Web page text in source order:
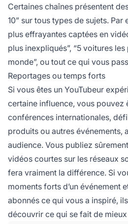
Certaines chaînes présentent
10” sur tous types de sujets. Par
plus effrayantes captées en
plus inexpliqués”, “5 voitures
monde”, ou tout ce qui vous
Reportages ou temps forts
Si vous êtes un YouTubeur
certaine influence, vous pouvez
conférences internationales,
produits ou autres événements,
audience. Vous publiez
vidéos courtes sur les réseaux
fera vraiment la différence. Si
moments forts d’un événement
abonnés ce qui vous a inspiré,
découvrir ce qui se fait de